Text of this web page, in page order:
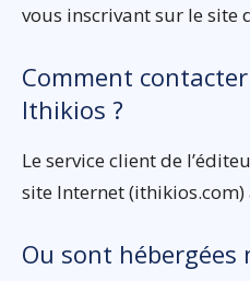
vous inscrivant sur le site
Comment
Ithikios ?
Le service client de
site Internet
Ou sont hébergées